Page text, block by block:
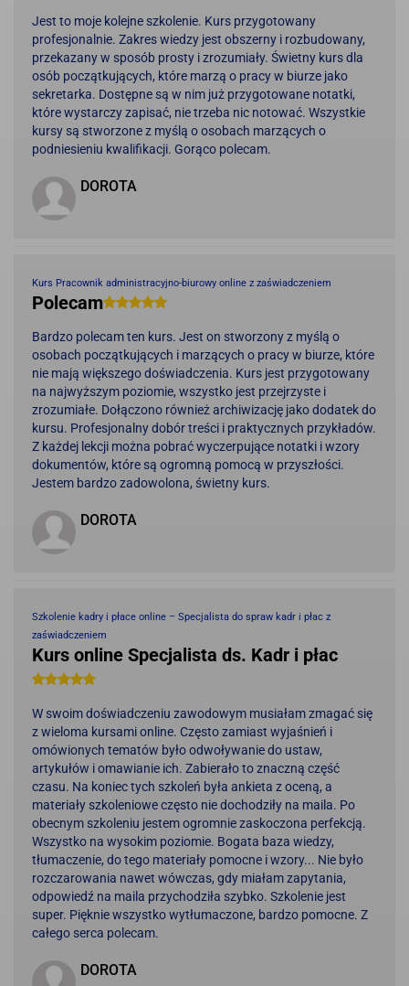
Jest to moje kolejne szkolenie. Kurs przygotowany
profesjonalnie. Zakres wiedzy jest obszerny i rozbudowany,
przekazany w sposób prosty i zrozumiały. Świetny kurs dla
osób początkujących, które marzą o pracy w biurze jako
sekretarka. Dostępne są w nim już przygotowane notatki,
które wystarczy zapisać, nie trzeba nic notować. Wszystkie
kursy są stworzone z myślą o osobach marzących o
podniesieniu kwalifikacji. Gorąco polecam.
DOROTA
Kurs Pracownik administracyjno-biurowy online z zaświadczeniem
Polecam
Bardzo polecam ten kurs. Jest on stworzony z myślą o
osobach początkujących i marzących o pracy w biurze, które
nie mają większego doświadczenia. Kurs jest przygotowany
na najwyższym poziomie, wszystko jest przejrzyste i
zrozumiałe. Dołączono również archiwizację jako dodatek do
kursu. Profesjonalny dobór treści i praktycznych przykładów.
Z każdej lekcji można pobrać wyczerpujące notatki i wzory
dokumentów, które są ogromną pomocą w przyszłości.
Jestem bardzo zadowolona, świetny kurs.
DOROTA
Szkolenie kadry i płace online – Specjalista do spraw kadr i płac z
zaświadczeniem
Kurs online Specjalista ds. Kadr i płac
W swoim doświadczeniu zawodowym musiałam zmagać się
z wieloma kursami online. Często zamiast wyjaśnień i
omówionych tematów było odwoływanie do ustaw,
artykułów i omawianie ich. Zabierało to znaczną część
czasu. Na koniec tych szkoleń była ankieta z oceną, a
materiały szkoleniowe często nie dochodziły na maila. Po
obecnym szkoleniu jestem ogromnie zaskoczona perfekcją.
Wszystko na wysokim poziomie. Bogata baza wiedzy,
tłumaczenie, do tego materiały pomocne i wzory... Nie było
rozczarowania nawet wówczas, gdy miałam zapytania,
odpowiedź na maila przychodziła szybko. Szkolenie jest
super. Pięknie wszystko wytłumaczone, bardzo pomocne. Z
całego serca polecam.
DOROTA